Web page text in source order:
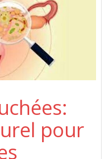
pour